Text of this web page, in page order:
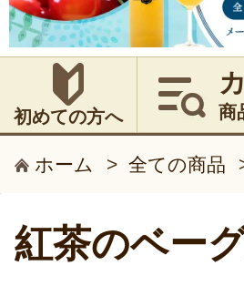
初めての方へ 商
ホーム > 全ての商品
紅茶のベー